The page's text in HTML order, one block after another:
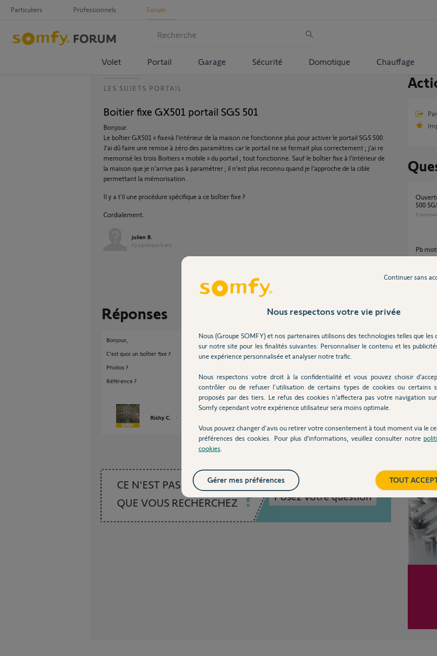
Particuliers Professionnels Forum
Volet Portail Garage Sécurité Domotique Chauffage
LES SUJETS PORTAIL
Boitier fixe GX501 portail SGS 501
Bonjour.
Le boîtier GX501 « fixe»à l’intérieur de la maison ne fonctionne plus pour activer le portail SGS 500.
J’ai dû faire une remise à zéro des paramètres car le portail ne se fermait plus correctement ; j’ai re
memorisé les trois Boitiers « mobile » du portail ; tout fonctionne. Sauf le boîtier fixe à l’intérieur de
la maison que je n’arrive pas à paramétrer ; il n’est plus reconnu quand je l’approche de la cible
permettant la mémorisation.
Il y a t’il une procédure spécifique a ce boîtier fixe ?
Cordialement.
julien B.
il y a presque 6 ans
Partager cette question
Participer au fil de discussion
Réponses
Bonjour,
C'est quoi un boîtier fixe ?
Photos ?
Référence ?
Richy C.
CE N'EST PAS CE
QUE VOUS RECHERCHEZ
Posez votre question
Ouverture Intempestive - Portail - Boitier SC
500
9 réponses
pb
Compatibilité Boitier Vista 800 et moteur SGS
501/
2réponses
Nous respectons votre vie privée
Nous (Groupe SOMFY) et nos partenaires utilisons des technologies telles que les
sur notre site pour les finalités suivantes: Personnaliser le contenu et les
une expérience personnalisée et analyser notre trafic.
Nous respectons votre droit à la confidentialité et vous pouvez choisir
contrôler ou de refuser l'utilisation de certains types de cookies ou certains
proposés par des tiers. Le refus des cookies n’affectera pas votre navigation
Somfy cependant votre expérience utilisateur sera moins optimale.
Vous pouvez changer d'avis ou retirer votre consentement à tout moment via le
préférences des cookies. Pour plus d’informations, veuillez consulter notre
cookies
Continuer sans
TOUT
Gérer mes préférences